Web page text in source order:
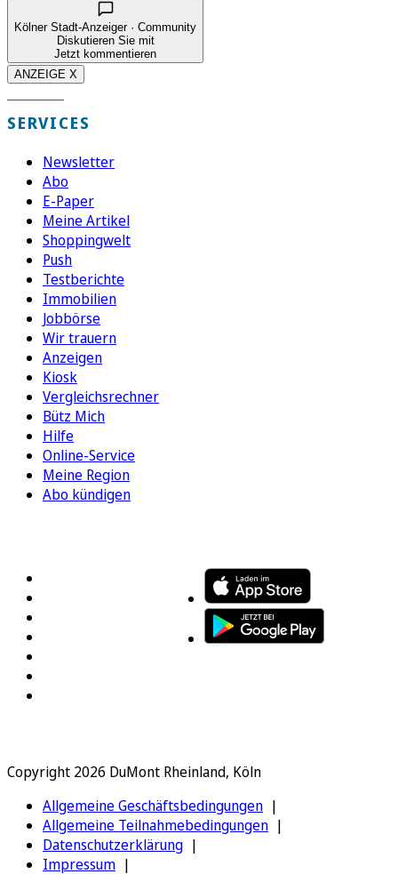
Kölner Stadt-Anzeiger · Community
Diskutieren Sie mit
Jetzt kommentieren
ANZEIGE X
SERVICES
Newsletter
Abo
E-Paper
Meine Artikel
Shoppingwelt
Push
Testberichte
Immobilien
Jobbörse
Wir trauern
Anzeigen
Kiosk
Vergleichsrechner
Bütz Mich
Hilfe
Online-Service
Meine Region
Abo kündigen
Copyright 2026 DuMont Rheinland, Köln
Allgemeine Geschäftsbedingungen
Allgemeine Teilnahmebedingungen
Datenschutzerklärung
Impressum